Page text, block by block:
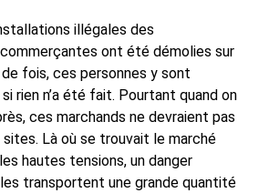
illégales des
ont été démolies sur
fois, ces personnes y sont
rien n’a été fait. Pourtant quand on
ces marchands ne devraient pas
sites. Là où se trouvait le marché
hautes tensions, un danger
transportent une grande quantité